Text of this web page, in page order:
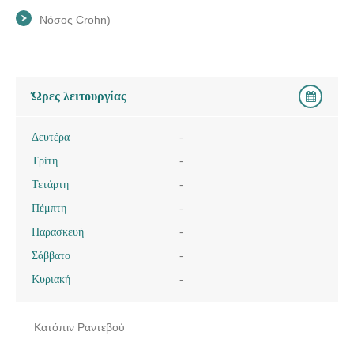
Νόσος Crohn)
Ώρες λειτουργίας
Δευτέρα
-
Τρίτη
-
Τετάρτη
-
Πέμπτη
-
Παρασκευή
-
Σάββατο
-
Κυριακή
-
Κατόπιν Ραντεβού